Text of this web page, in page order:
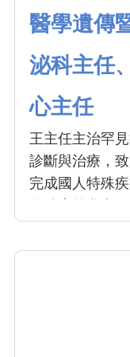
醫學遺傳
泌科主任
心主任
王主任主治罕
診斷與治療，
完成國人特殊
的精準量測以